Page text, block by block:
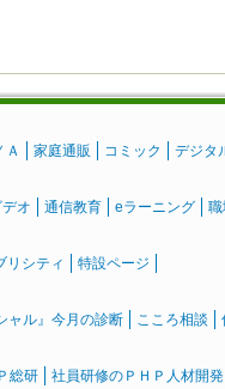
Ａ 家庭通販 コミック デジタ
オ 通信教育 eラーニング
リシティ 特設ページ
ャル』今月の診断 こころ相談
総研 社員研修のＰＨＰ人材開発